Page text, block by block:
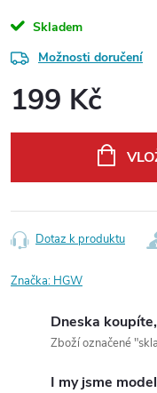
Skladem
Možnosti doručení
199 Kč
Dotaz k produktu
Značka: HGW
Dneska
Zboží označené
I my jsme